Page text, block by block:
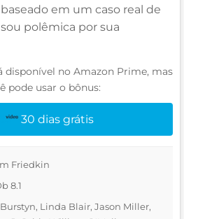
em um caso real de
polêmica por sua
disponível no Amazon Prime, mas
pode usar o bônus:
30 dias grátis
Friedkin
8.1
Linda Blair, Jason Miller,